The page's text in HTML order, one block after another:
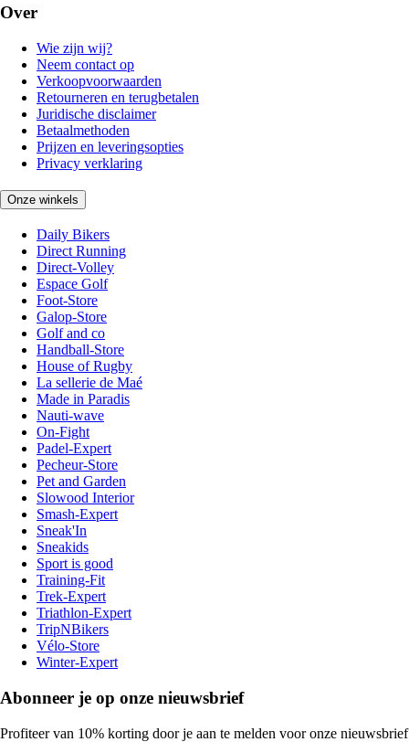
Over
Wie zijn wij?
Neem contact op
Verkoopvoorwaarden
Retourneren en terugbetalen
Juridische disclaimer
Betaalmethoden
Prijzen en leveringsopties
Privacy verklaring
Onze winkels
Daily Bikers
Direct Running
Direct-Volley
Espace Golf
Foot-Store
Galop-Store
Golf and co
Handball-Store
House of Rugby
La sellerie de Maé
Made in Paradis
Nauti-wave
On-Fight
Padel-Expert
Pecheur-Store
Pet and Garden
Slowood Interior
Smash-Expert
Sneak'In
Sneakids
Sport is good
Training-Fit
Trek-Expert
Triathlon-Expert
TripNBikers
Vélo-Store
Winter-Expert
Abonneer je op onze nieuwsbrief
Profiteer van 10% korting door je aan te melden voor onze nieuwsbrief